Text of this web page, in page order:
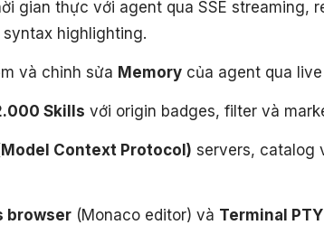
gian thực với agent qua SSE streaming,
highlighting.
và chỉnh sửa Memorycủa agent qua live
Skills với origin badges, filter và
Context Protocol) servers, catalog
browser(Monaco editor) và Terminal PTY